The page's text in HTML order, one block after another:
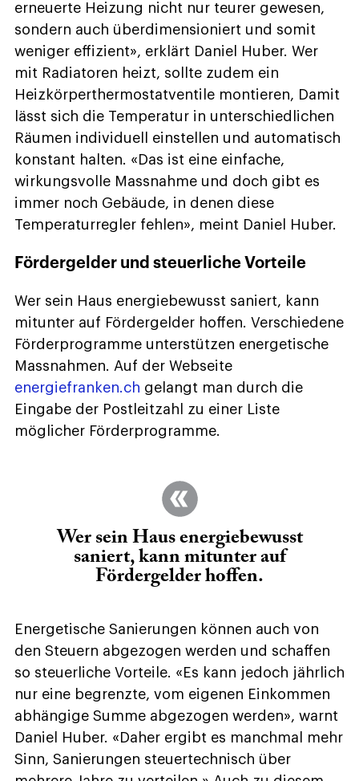
erneuerte Heizung nicht nur teurer gewesen,
sondern auch überdimensioniert und somit
weniger effizient», erklärt Daniel Huber. Wer
mit Radiatoren heizt, sollte zudem ein
Heizkörperthermostatventile montieren, Damit
lässt sich die Temperatur in unterschiedlichen
Räumen individuell einstellen und automatisch
konstant halten. «Das ist eine einfache,
wirkungsvolle Massnahme und doch gibt es
immer noch Gebäude, in denen diese
Temperaturregler fehlen», meint Daniel Huber.
Fördergelder und steuerliche Vorteile
Wer sein Haus energiebewusst saniert, kann
mitunter auf Fördergelder hoffen. Verschiedene
Förderprogramme unterstützen energetische
Massnahmen. Auf der Webseite
energiefranken.ch gelangt man durch die
Eingabe der Postleitzahl zu einer Liste
möglicher Förderprogramme.
Wer sein Haus energiebewusst
saniert, kann mitunter auf
Fördergelder hoffen.
Energetische Sanierungen können auch von
den Steuern abgezogen werden und schaffen
so steuerliche Vorteile. «Es kann jedoch jährlich
nur eine begrenzte, vom eigenen Einkommen
abhängige Summe abgezogen werden», warnt
Daniel Huber. «Daher ergibt es manchmal mehr
Sinn, Sanierungen steuertechnisch über